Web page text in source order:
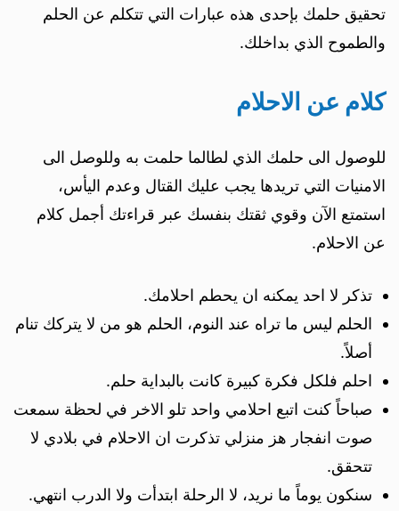
تحقيق حلمك بإحدى هذه عبارات التي تتكلم عن الحلم
والطموح الذي بداخلك.
كلام عن الاحلام
للوصول الى حلمك الذي لطالما حلمت به وللوصل الى
الامنيات التي تريدها يجب عليك القتال وعدم اليأس،
استمتع الآن وقوي ثقتك بنفسك عبر قراءتك أجمل كلام
عن الاحلام.
تذكر لا احد يمكنه ان يحطم احلامك.
الحلم ليس ما تراه عند النوم، الحلم هو من لا يتركك تنام
أصلاً.
احلم فلكل فكرة كبيرة كانت بالبداية حلم.
صباحاً كنت اتبع احلامي واحد تلو الاخر في لحظة سمعت
صوت انفجار هز منزلي تذكرت ان الاحلام في بلادي لا
تتحقق.
سنكون يوماً ما نريد، لا الرحلة ابتدأت ولا الدرب انتهي.